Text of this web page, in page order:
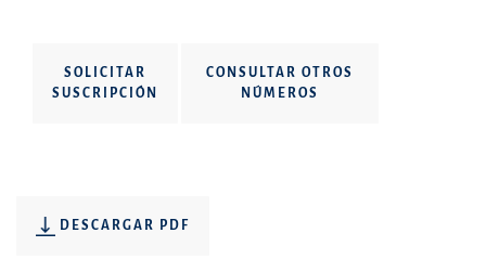
SOLICITAR
SUSCRIPCIÓN
CONSULTAR OTROS
NÚMEROS
DESCARGAR PDF